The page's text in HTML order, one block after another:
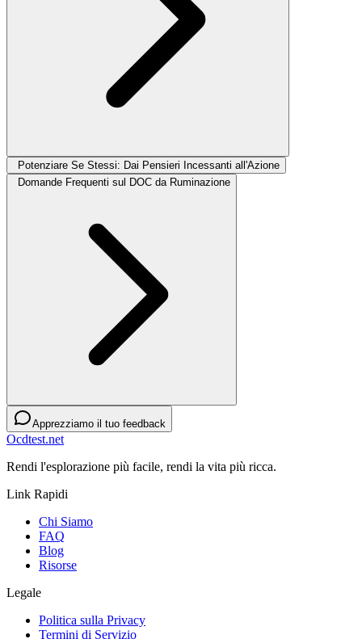
Potenziare Se Stessi: Dai Pensieri Incessanti all'Azione
Domande Frequenti sul DOC da Ruminazione
Apprezziamo il tuo feedback
Ocdtest.net
Rendi l'esplorazione più facile, rendi la vita più ricca.
Link Rapidi
Chi Siamo
FAQ
Blog
Risorse
Legale
Politica sulla Privacy
Termini di Servizio